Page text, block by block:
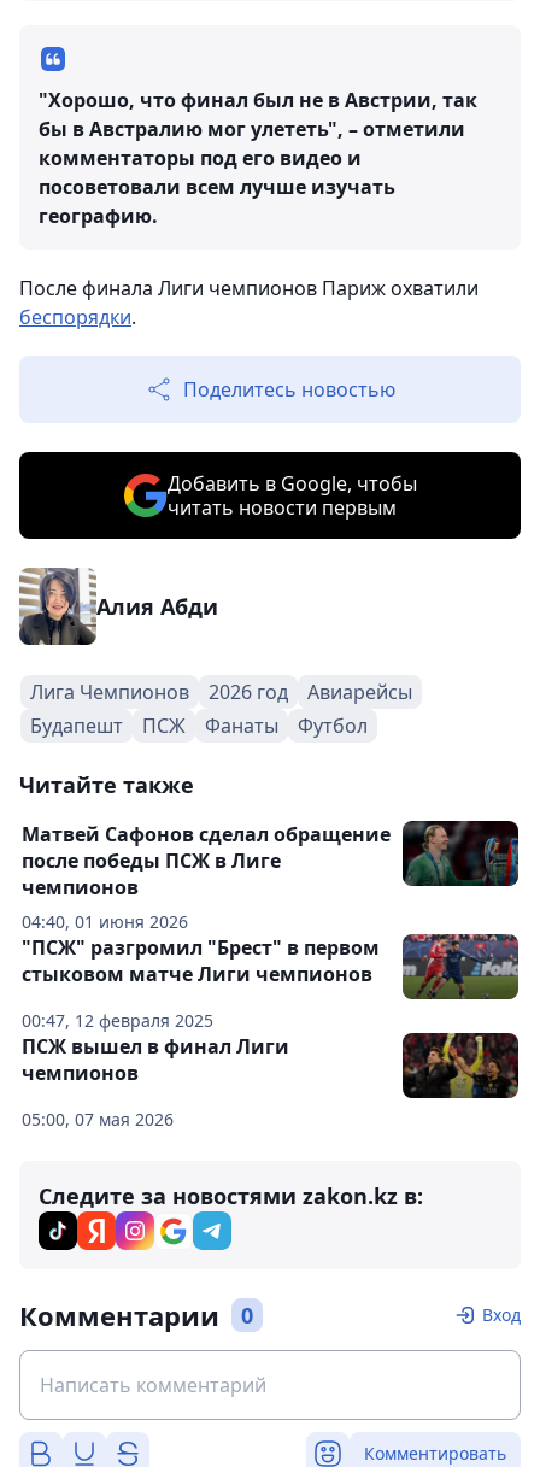
"Хорошо, что финал был не в Австрии, так
бы в Австралию мог улететь", – отметили
комментаторы под его видео и
посоветовали всем лучше изучать
географию.
После финала Лиги чемпионов Париж охватили
беспорядки.
Поделитесь новостью
Добавить в Google, чтобы
читать новости первым
Алия Абди
Лига Чемпионов 2026 год
Авиарейсы
Будапешт
ПСЖ Фанаты Футбол
Читайте также
04:40, 01 июня 2026
Матвей Сафонов сделал обращение
после победы ПСЖ в Лиге
чемпионов
00:47, 12 февраля 2025
"ПСЖ" разгромил "Брест" в первом
стыковом матче Лиги чемпионов
05:00, 07 мая 2026
ПСЖ вышел в финал Лиги
чемпионов
Следите за новостями zakon.kz в:
Комментарии 0 Вход
Комментировать